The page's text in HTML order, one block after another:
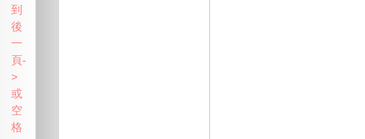
到
後
一
頁-
>
或
空
格